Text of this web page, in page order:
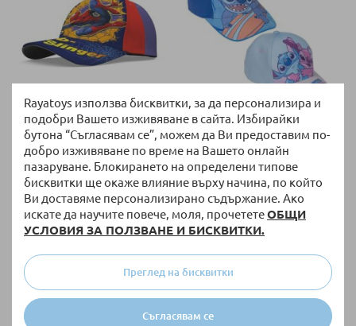
Rayatoys използва бисквитки, за да персонализира и
подобри Вашето изживяване в сайта. Избирайки
бутона “Съгласявам се”, можем да Ви предоставим по-
добро изживяване по време на Вашето онлайн
пазаруване. Блокирането на определени типове
бисквитки ще окаже влияние върху начина, по който
Ви доставяме персонализирано съдържание. Ако
искате да научите повече, моля, прочететеОБЩИ
УСЛОВИЯ ЗА ПОЛЗВАНЕ И БИСКВИТКИ.
Съгласявам се
Преглед на бисквитки
НАЛИЧНО
Детска шапка с козирка Kids
Licensing Spiderman, 52-54см.
6,90 €/13,50 лв.
52 СМ
54 СМ
НАЛИЧНО
Детска шапка с козирка Cerda
Stitch, 52см., 2200010115
6,60 €/12,91 лв.